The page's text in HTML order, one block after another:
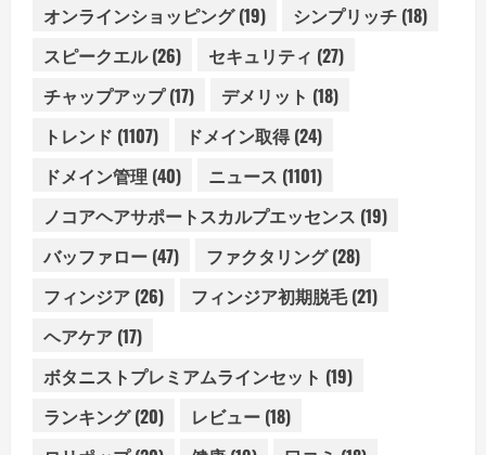
オンラインショッピング(19) シンプリッチ (18)
スピークエル(26) セキュリティ (27)
チャップアップ(17) デメリット (18)
トレンド (1107) ドメイン取得(24)
ドメイン管理 (40) ニュース (1101)
ノコアヘアサポートスカルプエッセンス (19)
バッファロー (47) ファクタリング(28)
フィンジア (26) フィンジア初期脱毛(21)
ヘアケア (17)
ボタニストプレミアムラインセット (19)
ランキング(20) レビュー (18)